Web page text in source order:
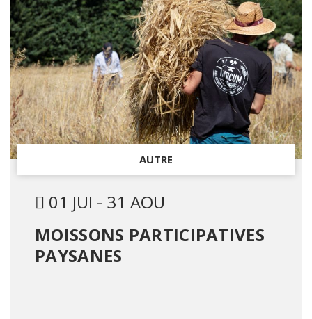
AUTRE
01 JUI - 31 AOU
MOISSONS PARTICIPATIVES
PAYSANES